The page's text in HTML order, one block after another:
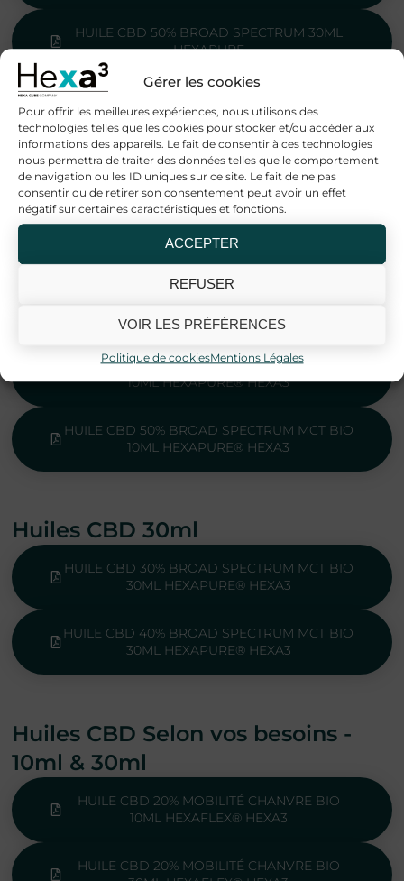
Gérer les cookies
Pour offrir les meilleures expériences, nous utilisons des
technologies telles que les cookies pour stocker et/ou accéder aux
informations des appareils. Le fait de consentir à ces technologies
nous permettra de traiter des données telles que le comportement
de navigation ou les ID uniques sur ce site. Le fait de ne pas
consentir ou de retirer son consentement peut avoir un effet
négatif sur certaines caractéristiques et fonctions.
ACCEPTER
REFUSER
VOIR LES PRÉFÉRENCES
Politique de cookiesMentions Légales
HUILE CBD 50% BROAD SPECTRUM 30ML
HEXAPURE
Huiles CBD Broad Spectrum 10ml
HUILE CBD 10% BROAD SPECTRUM
CHANVRE BIO 10ML HEXAPURE® HEXA3
10ML HEXAPURE® HEXA3
HUILE CBD 20% BROAD SPECTRUM MCT BIO
10ML HEXAPURE® HEXA3
HUILE CBD 40% BROAD SPECTRUM MCT BIO
10ML HEXAPURE® HEXA3
HUILE CBD 50% BROAD SPECTRUM MCT BIO
10ML HEXAPURE® HEXA3
Huiles CBD 30ml
HUILE CBD 30% BROAD SPECTRUM MCT BIO
30ML HEXAPURE® HEXA3
HUILE CBD 40% BROAD SPECTRUM MCT BIO
30ML HEXAPURE® HEXA3
Huiles CBD Selon vos besoins -
10ml & 30ml
HUILE CBD 20% MOBILITÉ CHANVRE BIO
10ML HEXAFLEX® HEXA3
HUILE CBD 20% MOBILITÉ CHANVRE BIO